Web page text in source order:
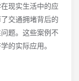
现实生活中的应
交通拥堵背后的
题。这些案例不
的实际应用。